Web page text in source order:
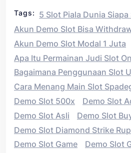
Tags:
5 Slot Piala Dunia Siapa
Akun Demo Slot Bisa
Akun Demo Slot Modal 1 Juta
Apa Itu Permainan Judi Slot
Bagaimana Penggunaan Slot
Cara Menang Main Slot
Demo Slot 500x
Demo Slot
Demo Slot Asli
Demo Slot
Demo Slot Diamond Strike
Demo Slot Game
Demo Slot